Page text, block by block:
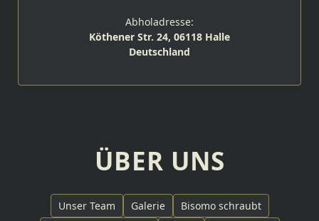
Abholadresse:
Köthener Str. 24, 06118 Halle
Deutschland
ÜBER UNS
Unser Team Galerie
Bisomo schraubt